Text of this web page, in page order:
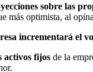
sobre las
más optimista, al
incrementará el
activos fijos de la